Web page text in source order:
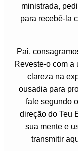
ministrada,
para recebê-la
Pai,
Reveste-o com a
clareza na
ousadia para
fale segundo
direção do Teu
sua mente e
transmitir